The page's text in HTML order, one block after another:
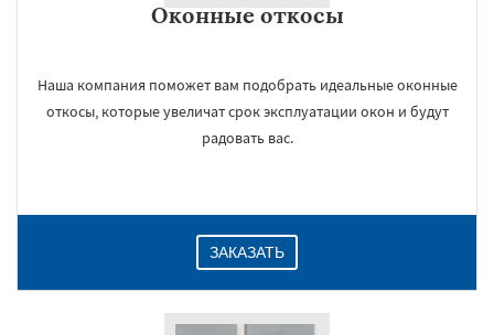
Оконные откосы
Наша компания поможет вам подобрать идеальные оконные
откосы, которые увеличат срок эксплуатации окон и будут
радовать вас.
ЗАКАЗАТЬ